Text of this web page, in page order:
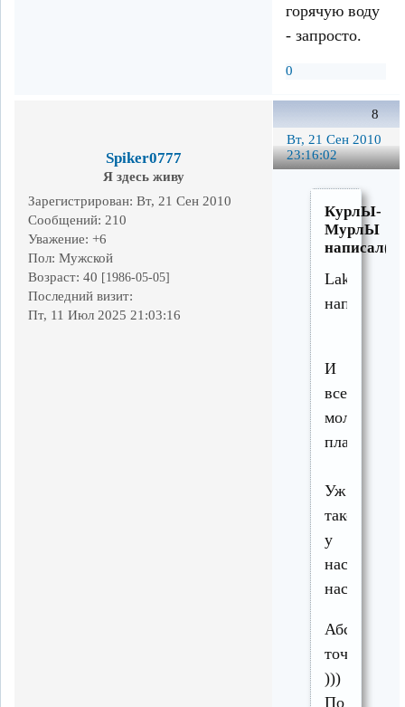
горячую воду
- запросто.
0
8
Вт, 21 Сен 2010
23:16:02
Spiker0777
Я здесь живу
Зарегистрирован: Вт, 21 Сен 2010
Сообщений: 210
Уважение: +6
Пол: Мужской
Возраст: 40 [1986-05-05]
Последний визит:
Пт, 11 Июл 2025 21:03:16
КурлЫ-
МурлЫ
Lake
написал(а):
И
все
молча
платили.
Уж
такое
у
нас
Абсолютно
точно.
)))
По